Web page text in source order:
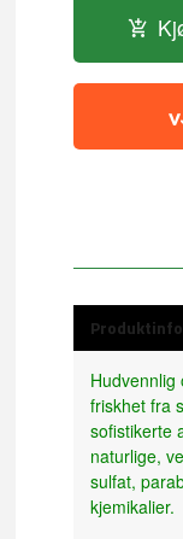
Produktinfo
Hudvennlig
friskhet fra
sofistikerte
naturlige,
sulfat,
kjemikalier.